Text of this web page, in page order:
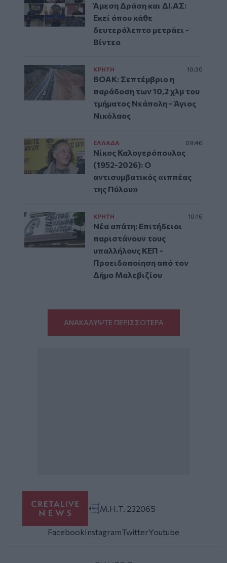
Άμεση Δράση και ΔΙ.ΑΣ:
Εκεί όπου κάθε
δευτερόλεπτο μετράει -
Βίντεο
ΚΡΗΤΗ 10:30
ΒΟΑΚ: Σεπτέμβριο η
παράδοση των 10,2 χλμ του
τμήματος Νεάπολη - Άγιος
Νικόλαος
ΕΛΛAΔΑ 09:46
Νίκος Καλογερόπουλος
(1952-2026): O
αντισυμβατικός «ιππέας
της Πύλου»
ΚΡΗΤΗ 10:16
Νέα απάτη: Επιτήδειοι
παριστάνουν τους
υπαλλήλους ΚΕΠ -
Προειδοποίηση από τον
Δήμο Μαλεβιζίου
ΑΝΑΚΑΛΥΨΤΕ ΠΕΡΙΣΣΟΤΕΡΑ
Μ.Η.Τ. 232065
FacebookInstagramTwitterYoutube